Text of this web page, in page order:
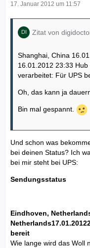
17. Januar 2012 um 11:57
Zitat von
Shanghai, China
16.01.2012 23:33
verarbeitet: Für UPS
Oh, das kann ja
Bin mal gespannt.
Und schon was
bei deinen Status? Ich
bei mir steht bei UPS:
Sendungsstatus
Eindhoven,
Netherlands17.01.2012
bereit
Wie lange wird das Woll